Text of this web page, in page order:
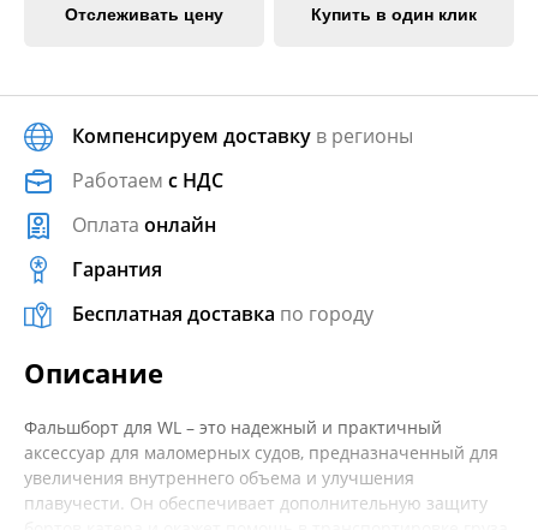
Отслеживать цену Купить в один клик
Компенсируем доставку в регионы
Работаем с НДС
Оплата онлайн
Гарантия
Бесплатная доставка по городу
Описание
Фальшборт для WL – это надежный и практичный
аксессуар для маломерных судов, предназначенный для
увеличения внутреннего объема и улучшения
плавучести. Он обеспечивает дополнительную защиту